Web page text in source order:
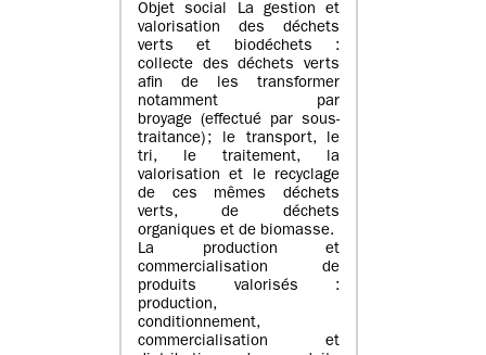
Objet social La gestion et
valorisation des déchets
verts et biodéchets :
collecte des déchets verts
afin de les transformer
notamment par
broyage (effectué par sous-
traitance) ; le transport, le
tri, le traitement, la
valorisation et le recyclage
de ces mêmes déchets
verts, de déchets
organiques et de biomasse.
La production et
commercialisation de
produits valorisés :
production,
conditionnement,
commercialisation et